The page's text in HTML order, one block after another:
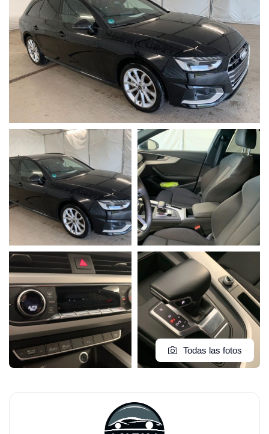
Todas las fotos